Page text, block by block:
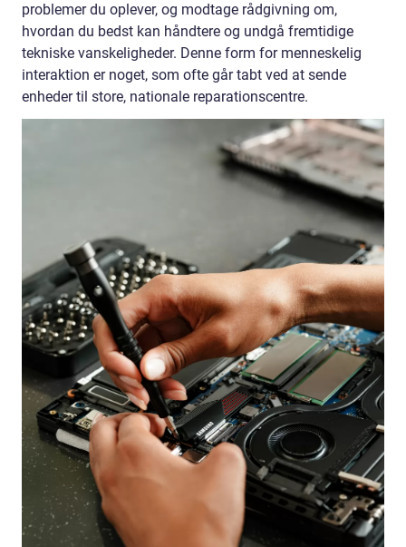
problemer du oplever, og modtage rådgivning om,
hvordan du bedst kan håndtere og undgå fremtidige
tekniske vanskeligheder. Denne form for menneskelig
interaktion er noget, som ofte går tabt ved at sende
enheder til store, nationale reparationscentre.